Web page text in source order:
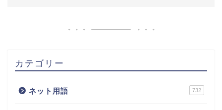
カテゴリー
ネット用語 732